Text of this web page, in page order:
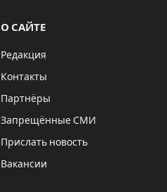
О САЙТЕ
Редакция
Контакты
Партнёры
Запрещённые СМИ
Прислать новость
Вакансии